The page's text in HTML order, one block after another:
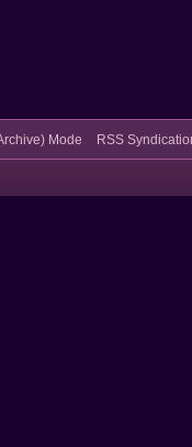
Mode RSS